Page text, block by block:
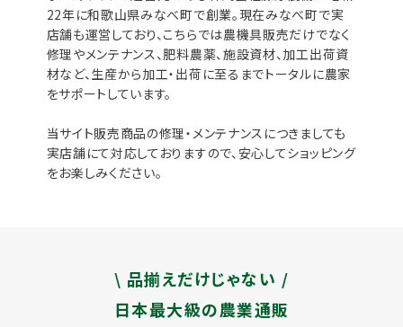
22年に和歌山県みなべ町で創業。現在みなべ町で実
店舗も運営しており、こちらでは農機具販売だけでなく
修理やメンテナンス、肥料農薬、施設資材、加工出荷資
材など、生産から加工・出荷に至るまでトータルに農家
をサポートしています。
当サイト販売商品の修理・メンテナンスにつきましても
実店舗にて対応しておりますので、安心してショッピング
をお楽しみください。
\ 品揃えだけじゃない /
日本最大級の農業通販